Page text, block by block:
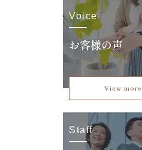
Voice
お客様の声
View more
Staff